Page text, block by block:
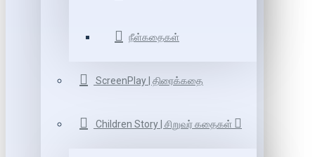
நீள்கதைகள்
ScreenPlay | திரைக்கதை
Children Story | சிறுவர் கதைகள்